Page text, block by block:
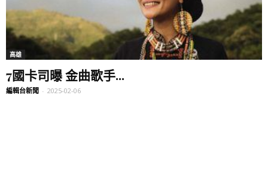
高雄
7國卡司曝 金曲歌手...
編輯台新聞 - 2025-02-06